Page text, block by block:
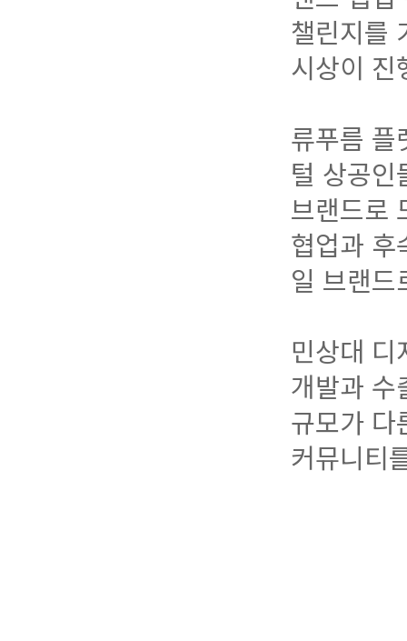
챌린지를
시상이 진
류푸름 플
털 상공
브랜드로
협업과 후
일 브랜드
민상대 디
개발과 수
규모가 다
커뮤니티